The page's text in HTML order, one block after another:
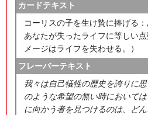
カードテキスト
コーリスの子を生け贄に捧げる
あなたが失ったライフに等しい
メージはライフを失わせる。）
フレーバーテキスト
我々は自己犠牲の歴史を誇りに
のような希望の無い時において
に向かう者を見つけるのは、ど